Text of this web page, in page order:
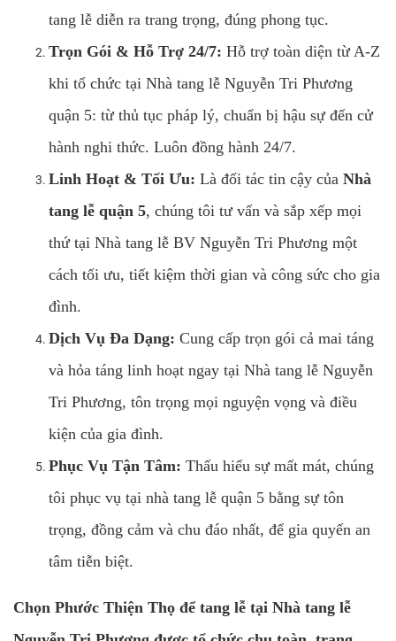
tang lễ diễn ra trang trọng, đúng phong tục.
Trọn Gói & Hỗ Trợ 24/7: Hỗ trợ toàn diện từ A-Z
khi tổ chức tại Nhà tang lễ Nguyễn Tri Phương
quận 5: từ thủ tục pháp lý, chuẩn bị hậu sự đến cử
hành nghi thức. Luôn đồng hành 24/7.
Linh Hoạt & Tối Ưu: Là đối tác tin cậy của Nhà
tang lễ quận 5, chúng tôi tư vấn và sắp xếp mọi
thứ tại Nhà tang lễ BV Nguyễn Tri Phương một
cách tối ưu, tiết kiệm thời gian và công sức cho gia
đình.
Dịch Vụ Đa Dạng: Cung cấp trọn gói cả mai táng
và hỏa táng linh hoạt ngay tại Nhà tang lễ Nguyễn
Tri Phương, tôn trọng mọi nguyện vọng và điều
kiện của gia đình.
Phục Vụ Tận Tâm: Thấu hiểu sự mất mát, chúng
tôi phục vụ tại nhà tang lễ quận 5 bằng sự tôn
trọng, đồng cảm và chu đáo nhất, để gia quyến an
tâm tiễn biệt.
Chọn Phước Thiện Thọ để tang lễ tại Nhà tang lễ